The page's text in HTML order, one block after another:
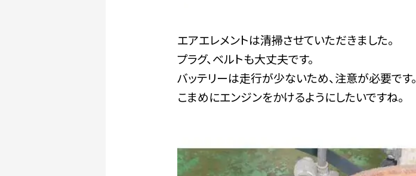
エアエレメントは清掃させていただきました。
プラグ、ベルトも大丈夫です。
バッテリーは走行が少ないため、注意が必要です。
こまめにエンジンをかけるようにしたいですね。